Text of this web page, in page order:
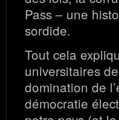
Pass – une
sordide.
Tout cela
universitaires
domination de
démocratie